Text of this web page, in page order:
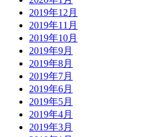
2019年12月
2019年11月
2019年10月
2019年9月
2019年8月
2019年7月
2019年6月
2019年5月
2019年4月
2019年3月